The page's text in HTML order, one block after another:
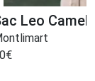
Leo Camel
€